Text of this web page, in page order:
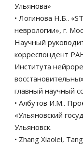
Ульянова»
• Логинова Н.Б..
неврологии», г.
Научный
корреспондент
Института
главный научный
• Албутов И.М..
«Ульяновский
Ульяновск.
• Zhang Xiaolei,